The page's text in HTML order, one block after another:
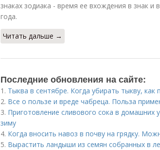
знаках зодиака - время ее вхождения в знак и
года.
Читать дальше →
Последние обновления на сайте:
1. Тыква в сентябре. Когда убирать тыкву, как
2. Все о пользе и вреде чабреца. Польза
3. Приготовление сливового сока в домашних
зиму
4. Когда вносить навоз в почву на грядку.
5. Вырастить ландыши из семян собранных в